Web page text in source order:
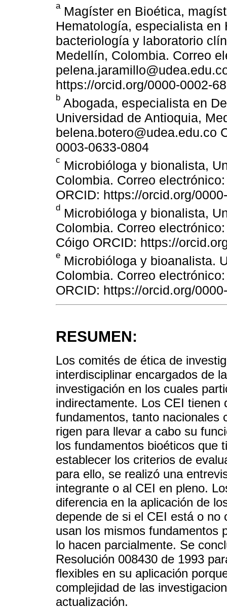
aMagíster en Bioética,
Hematología, especialista
bacteriología y laboratorio
Medellín, Colombia. Correo
https://orcid.org/0000-0002-
b Abogada, especialista en
Universidad de Antioquia,
belena.botero@udea.edu.co
0003-0633-0804
c Microbióloga y bionalista,
Colombia. Correo
ORCID: https://orcid.org/
d Microbióloga y bionalista,
Colombia. Correo
Cóigo ORCID: https://
e Microbióloga y bioanalista.
Colombia. Correo
ORCID: https://orcid.org/
RESUMEN:
Los comités de ética de
interdisciplinar encargados de
investigación en los cuales
indirectamente. Los CEI tienen
fundamentos, tanto nacionales
rigen para llevar a cabo su
los fundamentos bioéticos que
establecer los criterios de
para ello, se realizó una
integrante o al CEI en pleno.
diferencia en la aplicación de
depende de si el CEI está o
usan los mismos fundamentos
lo hacen parcialmente. Se
Resolución 008430 de 1993
flexibles en su aplicación
complejidad de las
actualización.